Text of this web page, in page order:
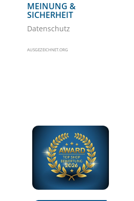
MEINUNG &
SICHERHEIT
Datenschutz
AUSGEZEICHNET.ORG